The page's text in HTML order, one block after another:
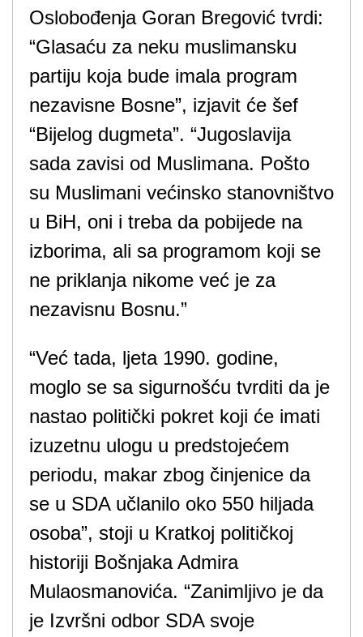
Oslobođenja Goran Bregović tvrdi:
“Glasaću za neku muslimansku
partiju koja bude imala program
nezavisne Bosne”, izjavit će šef
“Bijelog dugmeta”. “Jugoslavija
sada zavisi od Muslimana. Pošto
su Muslimani većinsko stanovništvo
u BiH, oni i treba da pobijede na
izborima, ali sa programom koji se
ne priklanja nikome već je za
nezavisnu Bosnu.”
“Već tada, ljeta 1990. godine,
moglo se sa sigurnošću tvrditi da je
nastao politički pokret koji će imati
izuzetnu ulogu u predstojećem
periodu, makar zbog činjenice da
se u SDA učlanilo oko 550 hiljada
osoba”, stoji u Kratkoj političkoj
historiji Bošnjaka Admira
Mulaosmanovića. “Zanimljivo je da
je Izvršni odbor SDA svoje